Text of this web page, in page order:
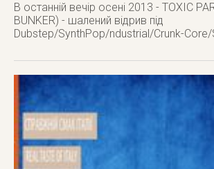
В останній вечір осені 2013 - TOXIC
BUNKER) - шалений відрив під
Dubstep/SynthPop/ndustrial/Crunk-